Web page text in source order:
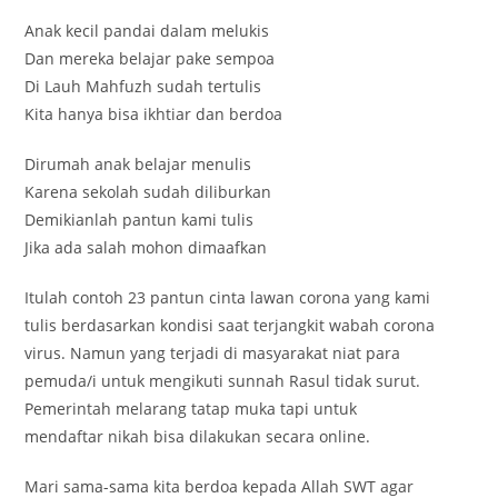
Anak kecil pandai dalam melukis
Dan mereka belajar pake sempoa
Di Lauh Mahfuzh sudah tertulis
Kita hanya bisa ikhtiar dan berdoa
Dirumah anak belajar menulis
Karena sekolah sudah diliburkan
Demikianlah pantun kami tulis
Jika ada salah mohon dimaafkan
Itulah contoh 23 pantun cinta lawan corona yang kami
tulis berdasarkan kondisi saat terjangkit wabah corona
virus. Namun yang terjadi di masyarakat niat para
pemuda/i untuk mengikuti sunnah Rasul tidak surut.
Pemerintah melarang tatap muka tapi untuk
mendaftar nikah bisa dilakukan secara online.
Mari sama-sama kita berdoa kepada Allah SWT agar